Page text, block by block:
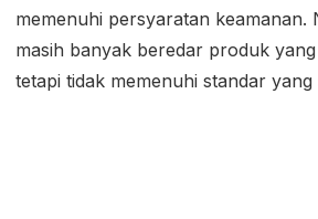
memenuhi persyaratan keamanan.
masih banyak beredar produk
tetapi tidak memenuhi standar